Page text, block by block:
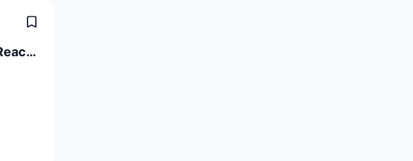
Full Stack Software Engineer C# / .NET / React (a) 80-100%